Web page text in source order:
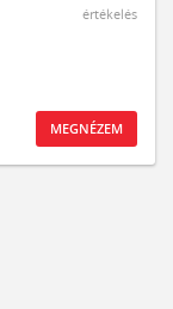
értékelés
MEGNÉZEM